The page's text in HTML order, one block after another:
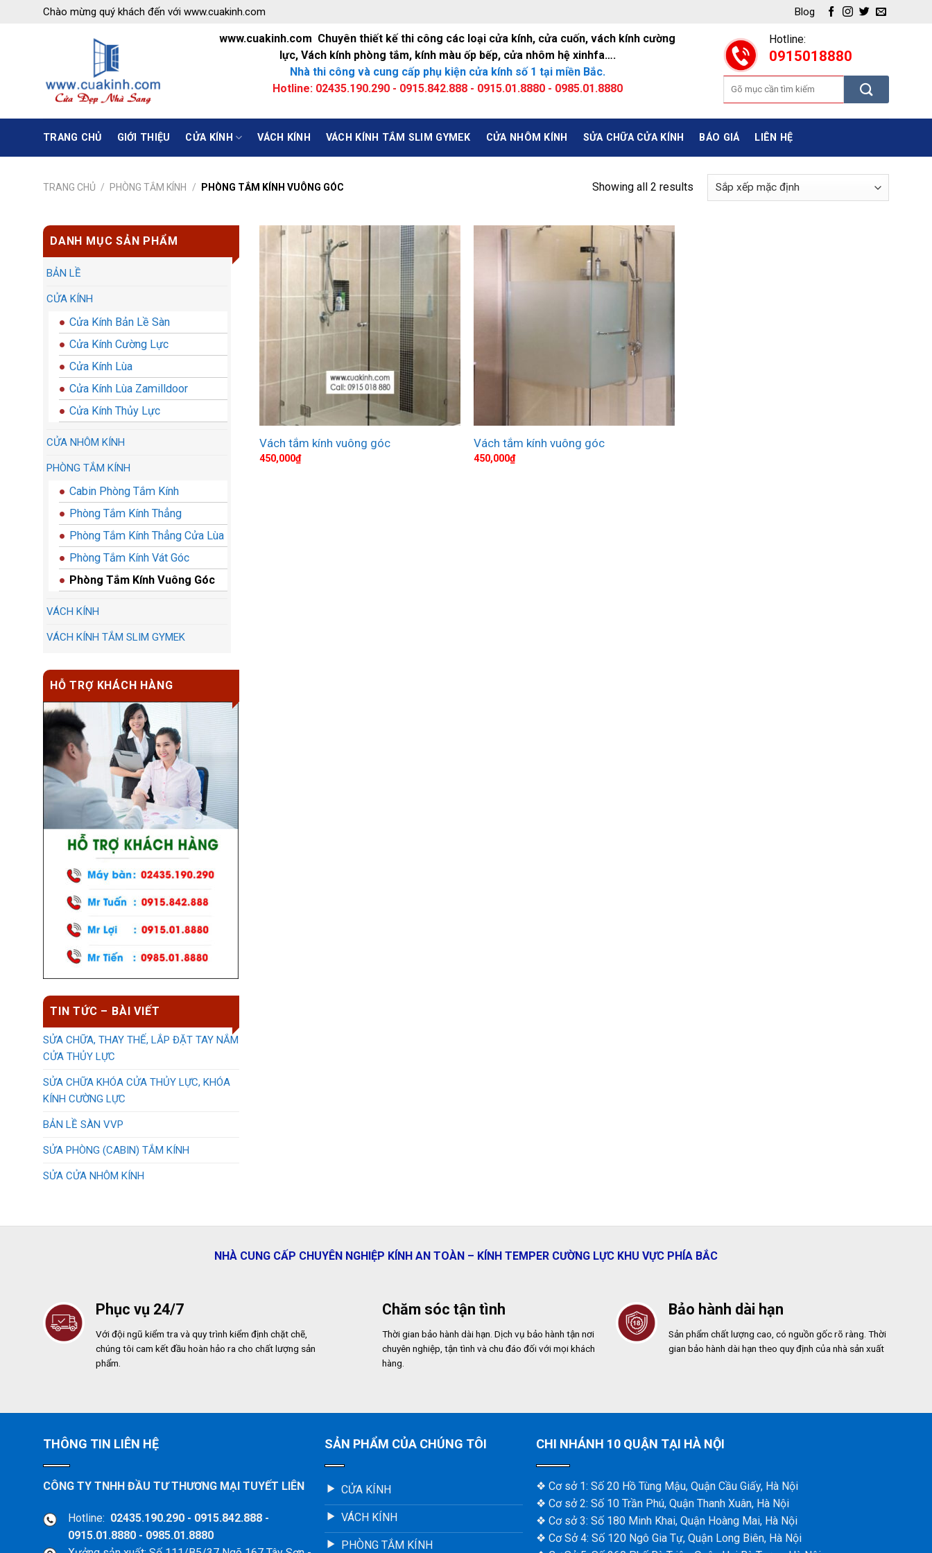
Chào mừng quý khách đến với www.cuakinh.com Blog
www.cuakinh.com Chuyên thiết kế thi công các loại cửa kính, cửa cuốn, vách kính cường
lực, Vách kính phòng tắm, kính màu ốp bếp, cửa nhôm hệ xinhfa….
Nhà thi công và cung cấp phụ kiện cửa kính số 1 tại miền Bắc.
Hotline: 02435.190.290 - 0915.842.888 - 0915.01.8880 - 0985.01.8880
Hotline:
0915018880
Tìm
TRANG CHỦ GIỚI THIỆU CỬA KÍNH VÁCH KÍNH VÁCH KÍNH TẮM SLIM GYMEK CỬA NHÔM KÍNH SỬA CHỮA CỬA KÍNH BÁO GIÁ LIÊN HỆ
TRANG CHỦ / PHÒNG TẮM KÍNH / PHÒNG TẮM KÍNH VUÔNG GÓC Showing all 2 results
DANH MỤC SẢN PHẨM
BẢN LỀ
CỬA KÍNH
Cửa Kính Bản Lề Sàn
Cửa Kính Cường Lực
Cửa Kính Lùa
Cửa Kính Lùa Zamilldoor
Cửa Kính Thủy Lực
CỬA NHÔM KÍNH
PHÒNG TẮM KÍNH
Cabin Phòng Tắm Kính
Phòng Tắm Kính Thẳng
Phòng Tắm Kính Thẳng Cửa Lùa
Phòng Tắm Kính Vát Góc
Phòng Tắm Kính Vuông Góc
VÁCH KÍNH
VÁCH KÍNH TẮM SLIM GYMEK
HỖ TRỢ KHÁCH HÀNG
TIN TỨC – BÀI VIẾT
SỬA CHỮA, THAY THẾ, LẮP ĐẶT TAY NẮM
CỬA THỦY LỰC
SỬA CHỮA KHÓA CỬA THỦY LỰC, KHÓA
KÍNH CƯỜNG LỰC
BẢN LỀ SÀN VVP
SỬA PHÒNG (CABIN) TẮM KÍNH
SỬA CỬA NHÔM KÍNH
Vách tắm kính vuông góc
450,000₫
Vách tắm kính vuông góc
450,000₫
NHÀ CUNG CẤP CHUYÊN NGHIỆP KÍNH AN TOÀN – KÍNH TEMPER CƯỜNG LỰC KHU VỰC PHÍA BẮC
Phục vụ 24/7
Với đội ngũ kiểm tra và quy trình kiểm định chặt chẽ,
chúng tôi cam kết đầu hoàn hảo ra cho chất lượng sản
phẩm.
Chăm sóc tận tình
Thời gian bảo hành dài hạn. Dịch vụ bảo hành tận nơi
chuyên nghiệp, tận tình và chu đáo đối với mọi khách
hàng.
Bảo hành dài hạn
Sản phẩm chất lượng cao, có nguồn gốc rõ ràng. Thời
gian bảo hành dài hạn theo quy định của nhà sản xuất
THÔNG TIN LIÊN HỆ
CÔNG TY TNHH ĐẦU TƯ THƯƠNG MẠI TUYẾT LIÊN
Hotline: 02435.190.290 - 0915.842.888 -
0915.01.8880 - 0985.01.8880
SẢN PHẨM CỦA CHÚNG TÔI
CỬA KÍNH
VÁCH KÍNH
PHÒNG TẮM KÍNH
CHI NHÁNH 10 QUẬN TẠI HÀ NỘI
❖ Cơ sở 1: Số 20 Hồ Tùng Mậu, Quận Cầu Giấy, Hà Nội
❖ Cơ sở 2: Số 10 Trần Phú, Quận Thanh Xuân, Hà Nội
❖ Cơ sở 3: Số 180 Minh Khai, Quận Hoàng Mai, Hà Nội
❖ Cơ Sở 4: Số 120 Ngô Gia Tự, Quận Long Biên, Hà Nội